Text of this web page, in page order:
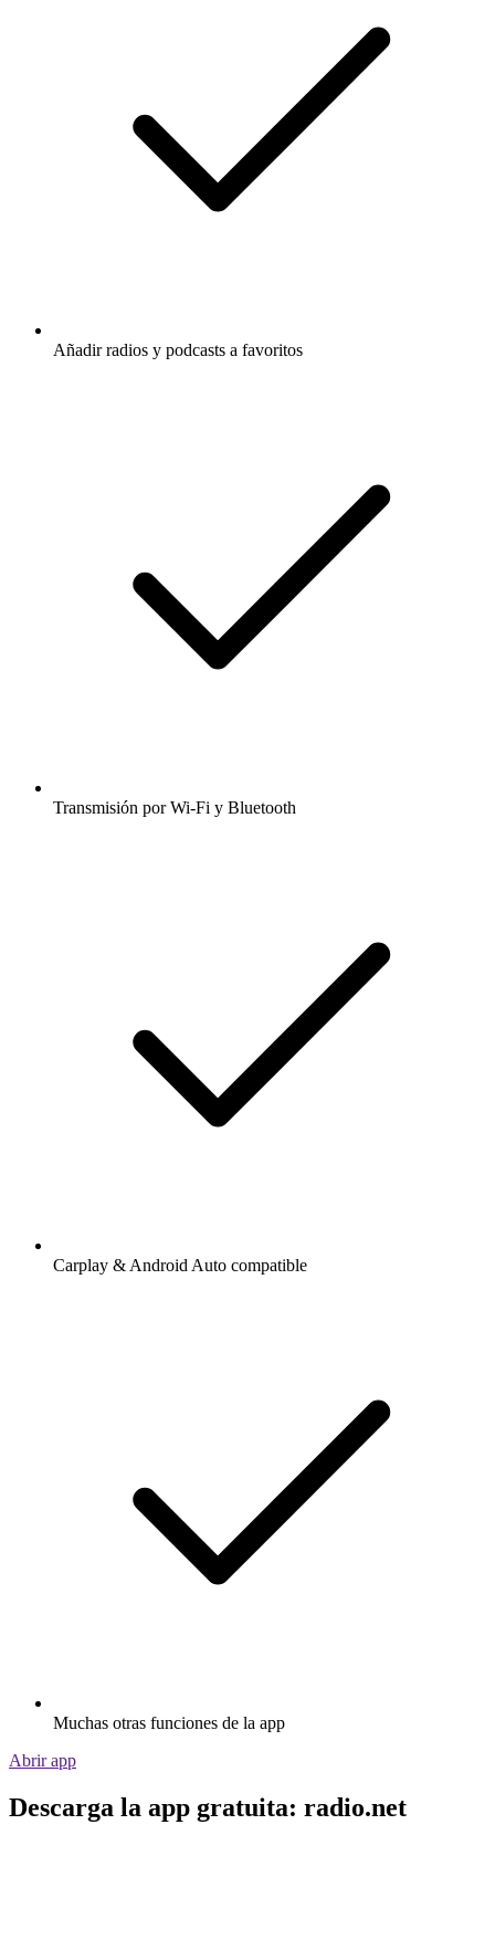
Añadir radios y podcasts a favoritos
Transmisión por Wi-Fi y Bluetooth
Carplay & Android Auto compatible
Muchas otras funciones de la app
Abrir app
Descarga la app gratuita: radio.net